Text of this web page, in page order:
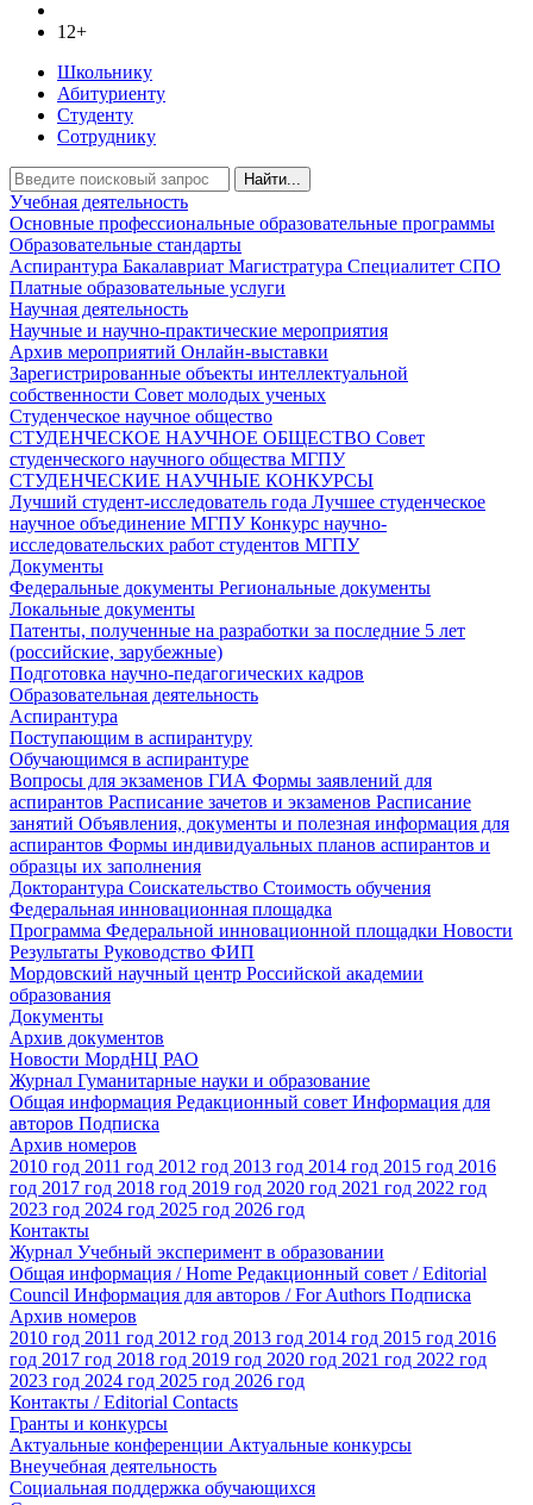
12+
Школьнику
Абитуриенту
Студенту
Сотруднику
Найти...
Учебная деятельность
Основные профессиональные образовательные программы
Образовательные стандарты
Аспирантура Бакалавриат Магистратура Специалитет СПО
Платные образовательные услуги
Научная деятельность
Научные и научно-практические мероприятия
Архив мероприятий Онлайн-выставки
Зарегистрированные объекты интеллектуальной
собственности Совет молодых ученых
Студенческое научное общество
СТУДЕНЧЕСКОЕ НАУЧНОЕ ОБЩЕСТВО Совет
студенческого научного общества МГПУ
СТУДЕНЧЕСКИЕ НАУЧНЫЕ КОНКУРСЫ
Лучший студент-исследователь года Лучшее студенческое
научное объединение МГПУКонкурс научно-
исследовательских работ студентов МГПУ
Документы
Федеральные документы Региональные документы
Локальные документы
Патенты, полученные на разработки за последние 5 лет
(российские, зарубежные)
Подготовка научно-педагогических кадров
Образовательная деятельность
Аспирантура
Поступающим в аспирантуру
Обучающимся в аспирантуре
Вопросы для экзаменов ГИА Формы заявлений для
аспирантов Расписание зачетов и экзаменов Расписание
занятий Объявления, документы и полезная информация для
аспирантов Формы индивидуальных планов аспирантов и
образцы их заполнения
Докторантура Соискательство Стоимость обучения
Федеральная инновационная площадка
Программа Федеральной инновационной площадки Новости
Результаты Руководство ФИП
Мордовский научный центр Российской академии
образования
Документы
Архив документов
Новости МордНЦ РАО
Журнал Гуманитарные науки и образование
Общая информация Редакционный совет Информация для
авторов Подписка
Архив номеров
2010 год 2011 год 2012 год 2013 год 2014 год 2015 год 2016
год 2017 год 2018 год 2019 год 2020 год 2021 год 2022 год
2023 год 2024 год 2025 год 2026 год
Контакты
Журнал Учебный эксперимент в образовании
Общая информация / Home Редакционный совет / Editorial
Council Информация для авторов / For Authors Подписка
Архив номеров
2010 год 2011 год 2012 год 2013 год 2014 год 2015 год 2016
год 2017 год 2018 год 2019 год 2020 год 2021 год 2022 год
2023 год 2024 год 2025 год 2026 год
Контакты / Editorial Contacts
Гранты и конкурсы
Актуальные конференции Актуальные конкурсы
Внеучебная деятельность
Социальная поддержка обучающихся